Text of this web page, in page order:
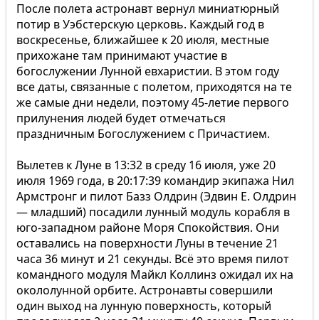
После полета астронавт вернул миниатюрный
потир в Уэбстерскую церковь. Каждый год в
воскресенье, ближайшее к 20 июля, местные
прихожане там принимают участие в
богослужении Лунной евхаристии. В этом году
все даты, связанные с полетом, приходятся на те
же самые дни недели, поэтому 45-летие первого
прилунения людей будет отмечаться
праздничным Богослужением с Причастием.
Вылетев к Луне в 13:32 в среду 16 июля, уже 20
июля 1969 года, в 20:17:39 командир экипажа Нил
Армстронг и пилот Базз Олдрин (Эдвин Е. Олдрин
— младший) посадили лунный модуль корабля в
юго-западном районе Моря Спокойствия. Они
оставались на поверхности Луны в течение 21
часа 36 минут и 21 секунды. Всё это время пилот
командного модуля Майкл Коллинз ожидал их на
окололунной орбите. Астронавты совершили
один выход на лунную поверхность, который